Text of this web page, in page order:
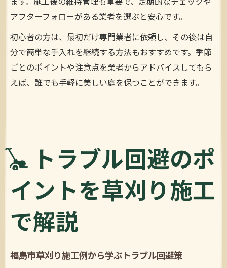
アフターフォローがある業者を選ぶと安心です。
初心者の方は、最初だけ専門業者に依頼し、その後は自
分で簡単な手入れを継続する方法もおすすめです。季節
ごとのポイントや注意点を業者からアドバイスしてもら
えば、誰でも手軽に美しい庭を保つことができます。
トラブル回避のポ
イントを草刈り施工
で解説
福島市草刈り施工例から学ぶトラブル回避策